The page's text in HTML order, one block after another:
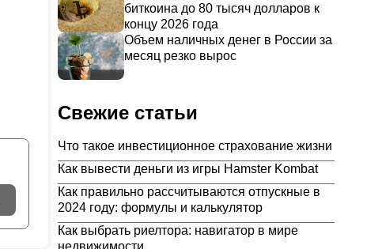
биткоина до 80 тысяч долларов к
концу 2026 года
Объем наличных денег в России за
месяц резко вырос
Свежие статьи
Что такое инвестиционное страхование жизни
Как вывести деньги из игры Hamster Kombat
Как правильно рассчитываются отпускные в
2024 году: формулы и калькулятор
Как выбрать риелтора: навигатор в мире
недвижимости